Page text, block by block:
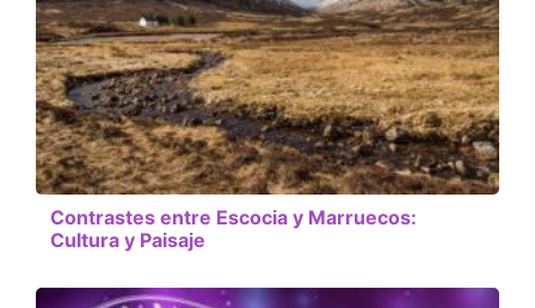
Contrastes entre Escocia y Marruecos:
Cultura y Paisaje